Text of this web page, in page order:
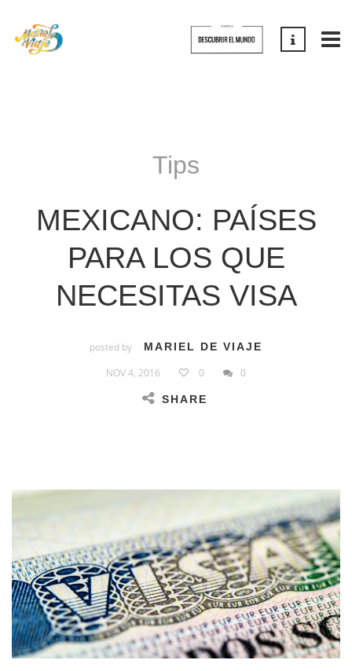
Tips
MEXICANO: PAÍSES
PARA LOS QUE
NECESITAS VISA
posted by MARIEL DE VIAJE
NOV 4, 2016 0 0
SHARE